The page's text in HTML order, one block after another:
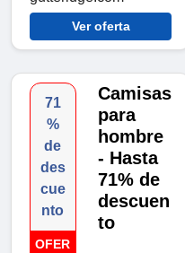
Ver oferta
71
%
de
des
cue
nto
OFER
Camisas
para
hombre
- Hasta
71% de
descuen
to